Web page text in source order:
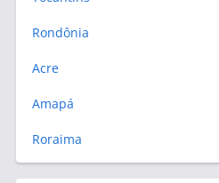
Rondônia
Acre
Amapá
Roraima